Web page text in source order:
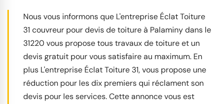
Nous vous informons que L'entreprise Éclat Toiture
31 couvreur pour devis de toiture à Palaminy dans le
31220 vous propose tous travaux de toiture et un
devis gratuit pour vous satisfaire au maximum. En
plus L'entreprise Éclat Toiture 31, vous propose une
réduction pour les dix premiers qui réclament son
devis pour les services. Cette annonce vous est